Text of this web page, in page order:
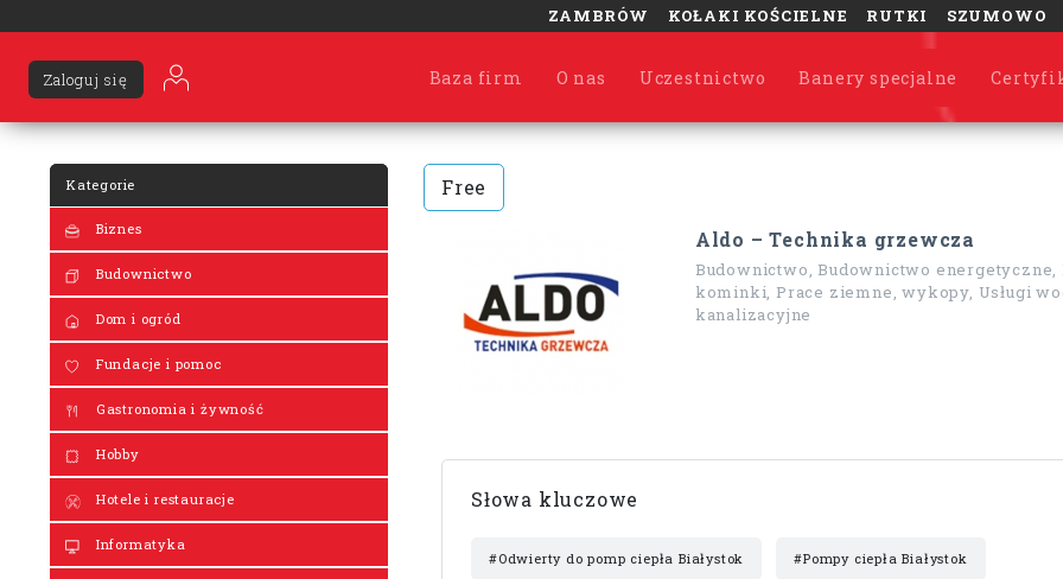
ZAMBRÓW KOŁAKI KOŚCIELNE RUTKI SZUMOWO
Baza firm O nas Uczestnictwo Banery specjalne
Zaloguj się
Kategorie
Biznes
Budownictwo
Dom i ogród
Fundacje i pomoc
Gastronomia i żywność
Hobby
Hotele i restauracje
Informatyka
Free
Aldo – Technika grzewcza
Budownictwo, Budownictwo energetyczne,
kominki, Prace ziemne, wykopy, Usługi
kanalizacyjne
Słowa kluczowe
#Odwierty do pomp ciepła Białystok #Pompy ciepła Białystok